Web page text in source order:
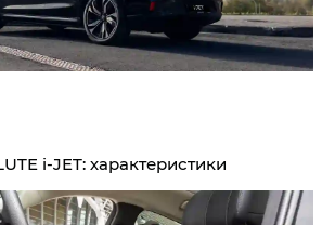
i‑JET: характеристики